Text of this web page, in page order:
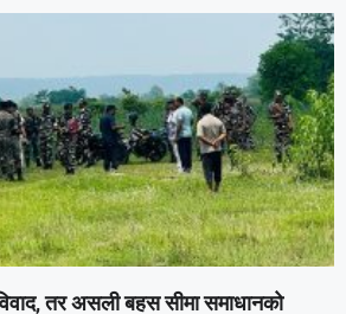
तर असली बहस सीमा समाधानको